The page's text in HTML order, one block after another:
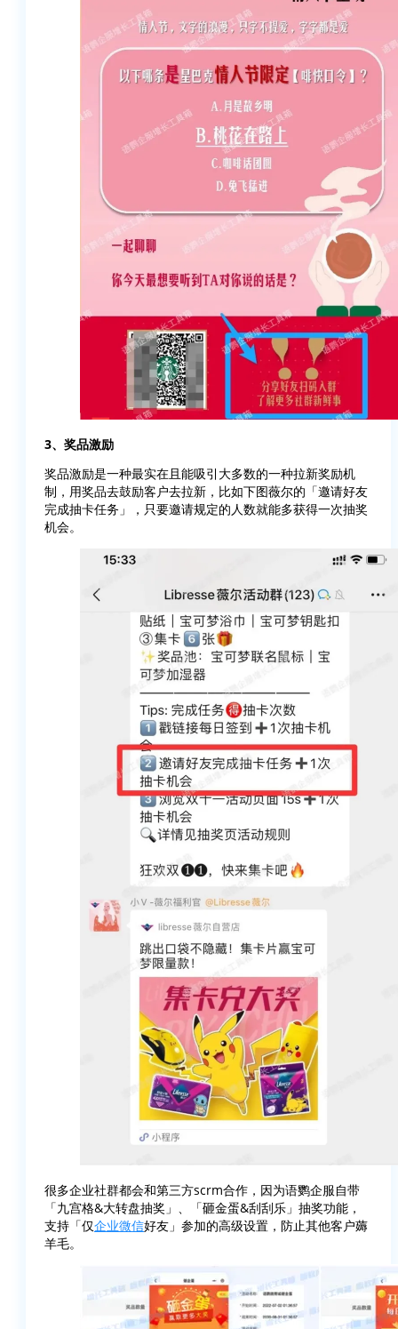
3、奖品激励
奖品激励是一种最实在且能吸引大多数的一种拉新奖励机
制，用奖品去鼓励客户去拉新，比如下图薇尔的「邀请好友
完成抽卡任务」，只要邀请规定的人数就能多获得一次抽奖
机会。
很多企业社群都会和第三方scrm合作，因为语鹦企服自带
「九宫格&大转盘抽奖」、「砸金蛋&刮刮乐」抽奖功能，
支持「仅企业微信好友」参加的高级设置，防止其他客户薅
羊毛。